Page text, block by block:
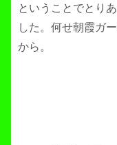
ということでとり
した。何せ朝霞ガ
から。